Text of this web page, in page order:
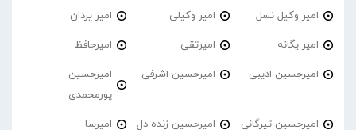
امیر وکیل نسل امیر وکیلی امیر یزدان
امیر یگانه امیرتقی امیرحافظ
امیرحسین ادیبی امیرحسین اشرفی
امیرحسین
پورمحمدی
امیرحسین تیرگانی امیرحسین زنده دل امیرسا